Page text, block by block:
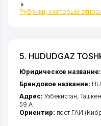
Рубрики, к которым
5. HUDUDGAZ
Юридическое название:
Брендовое название:
Адрес: Узбекистан,
59 А
Ориентир: пост ГАИ